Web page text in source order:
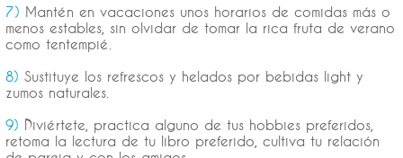
7) Mantén en vacaciones unos horarios de comidas más o
menos estables, sin olvidar de tomar la rica fruta de verano
como tentempié.
8) Sustituye los refrescos y helados por bebidas light y
zumos naturales.
9) Diviértete, practica alguno de tus hobbies preferidos,
retoma la lectura de tu libro preferido, cultiva tu relación